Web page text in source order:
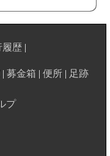
履歴
募金箱 便所 足跡
プ